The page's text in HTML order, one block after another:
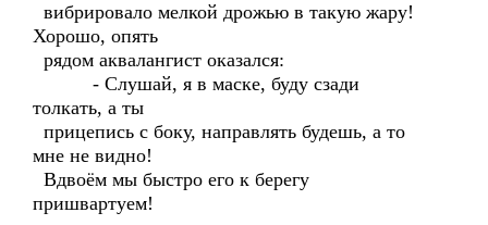
вибрировало мелкой дрожью в такую жару!
Хорошо, опять
рядом аквалангист оказался:
- Слушай, я в маске, буду сзади
толкать, а ты
прицепись с боку, направлять будешь, а то
мне не видно!
Вдвоём мы быстро его к берегу
пришвартуем!